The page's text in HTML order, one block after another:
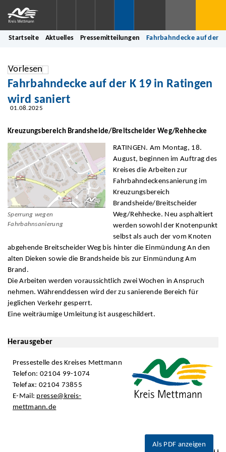
Startseite Aktuelles Pressemitteilungen Fahrbahndecke auf der
Vorlesen
Fahrbahndecke auf der K 19 in Ratingen
wird saniert
01.08.2025
Kreuzungsbereich Brandsheide/Breitscheider Weg/Rehhecke
Sperrung wegen
Fahrbahnsanierung
RATINGEN. Am Montag, 18.
August, beginnen im Auftrag des
Kreises die Arbeiten zur
Fahrbahndeckensanierung im
Kreuzungsbereich
Brandsheide/Breitscheider
Weg/Rehhecke. Neu asphaltiert
werden sowohl der Knotenpunkt
selbst als auch der vom Knoten
abgehende Breitscheider Weg bis hinter die Einmündung An den
alten Dieken sowie die Brandsheide bis zur Einmündung Am
Brand.
Die Arbeiten werden voraussichtlich zwei Wochen in Anspruch
nehmen. Währenddessen wird der zu sanierende Bereich für
jeglichen Verkehr gesperrt.
Eine weiträumige Umleitung ist ausgeschildert.
Herausgeber
Pressestelle des Kreises Mettmann
Telefon: 02104 99-1074
Telefax: 02104 73855
E-Mail: presse@kreis-
mettmann.de
Als PDF anzeigen